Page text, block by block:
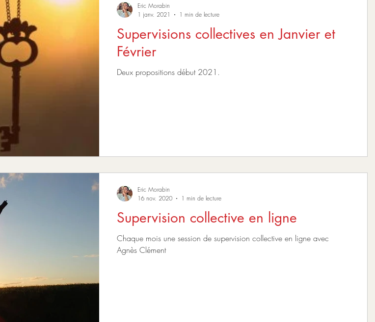
Supervisions collectives en Janvier et
Février
Deux propositions début 2021.
Eric Morabin
1 janv. 2021
1 min de lecture
Supervision collective en ligne
Chaque mois une session de supervision collective en ligne avec
Agnès Clément
Eric Morabin
16 nov. 2020
1 min de lecture